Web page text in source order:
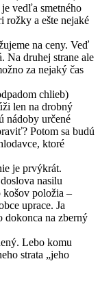
vedľa smetného
rožky a ešte nejaké
na ceny. Veď
Na druhej strane ale
za nejaký čas
chlieb)
len na drobný
nádoby určené
Potom sa budú
ktoré
je prvýkrát.
nasilu
košov položia –
uprace. Ja
dokonca na zberný
Lebo komu
strata „jeho